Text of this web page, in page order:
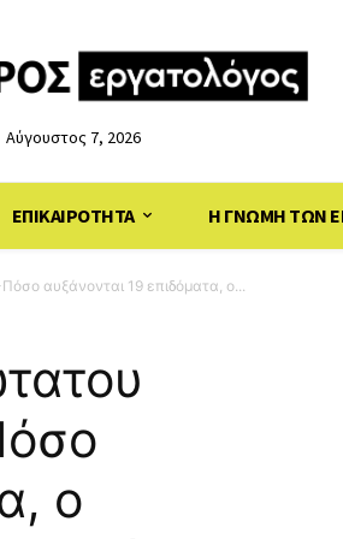
Αύγουστος 7, 2026
ΕΠΙΚΑΙΡΟΤΗΤΑ Η ΓΝΩΜΗ ΤΩΝ
αυξάνονται 19 επιδόματα, ο...
ο